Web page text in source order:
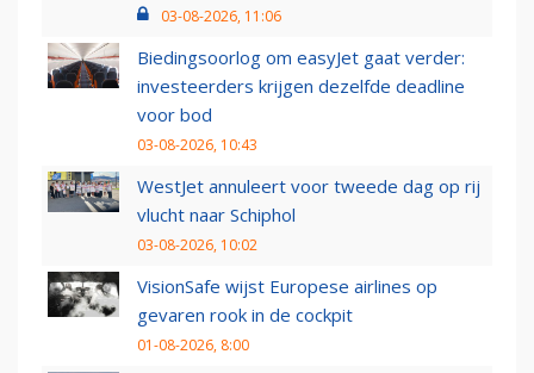
03-08-2026, 11:06
Biedingsoorlog om easyJet gaat verder:
investeerders krijgen dezelfde deadline
voor bod
03-08-2026, 10:43
WestJet annuleert voor tweede dag op rij
vlucht naar Schiphol
03-08-2026, 10:02
VisionSafe wijst Europese airlines op
gevaren rook in de cockpit
01-08-2026, 8:00